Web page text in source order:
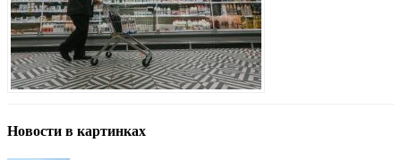
Новости в картинках